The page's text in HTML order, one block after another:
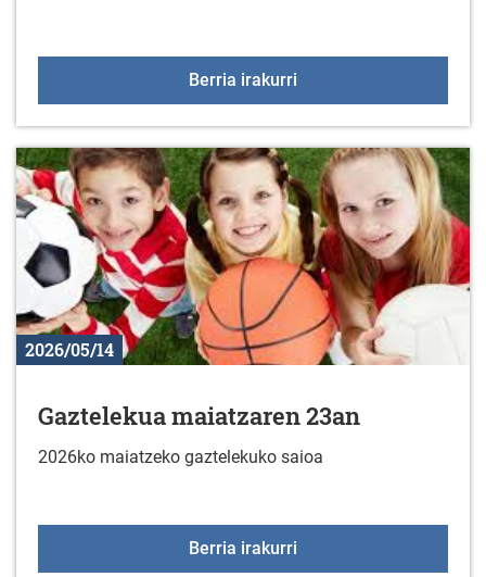
Berria irakurri
2026/05/14
Gaztelekua maiatzaren 23an
2026ko maiatzeko gaztelekuko saioa
Berria irakurri